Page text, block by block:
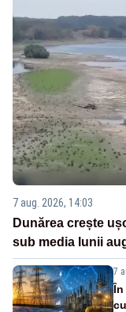
7 aug. 2026, 14:03
Dunărea crește
sub media lunii
7